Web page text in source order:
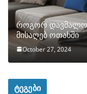
როგორ
მისაღებ ოთახში
October 27, 2024
ტეგები